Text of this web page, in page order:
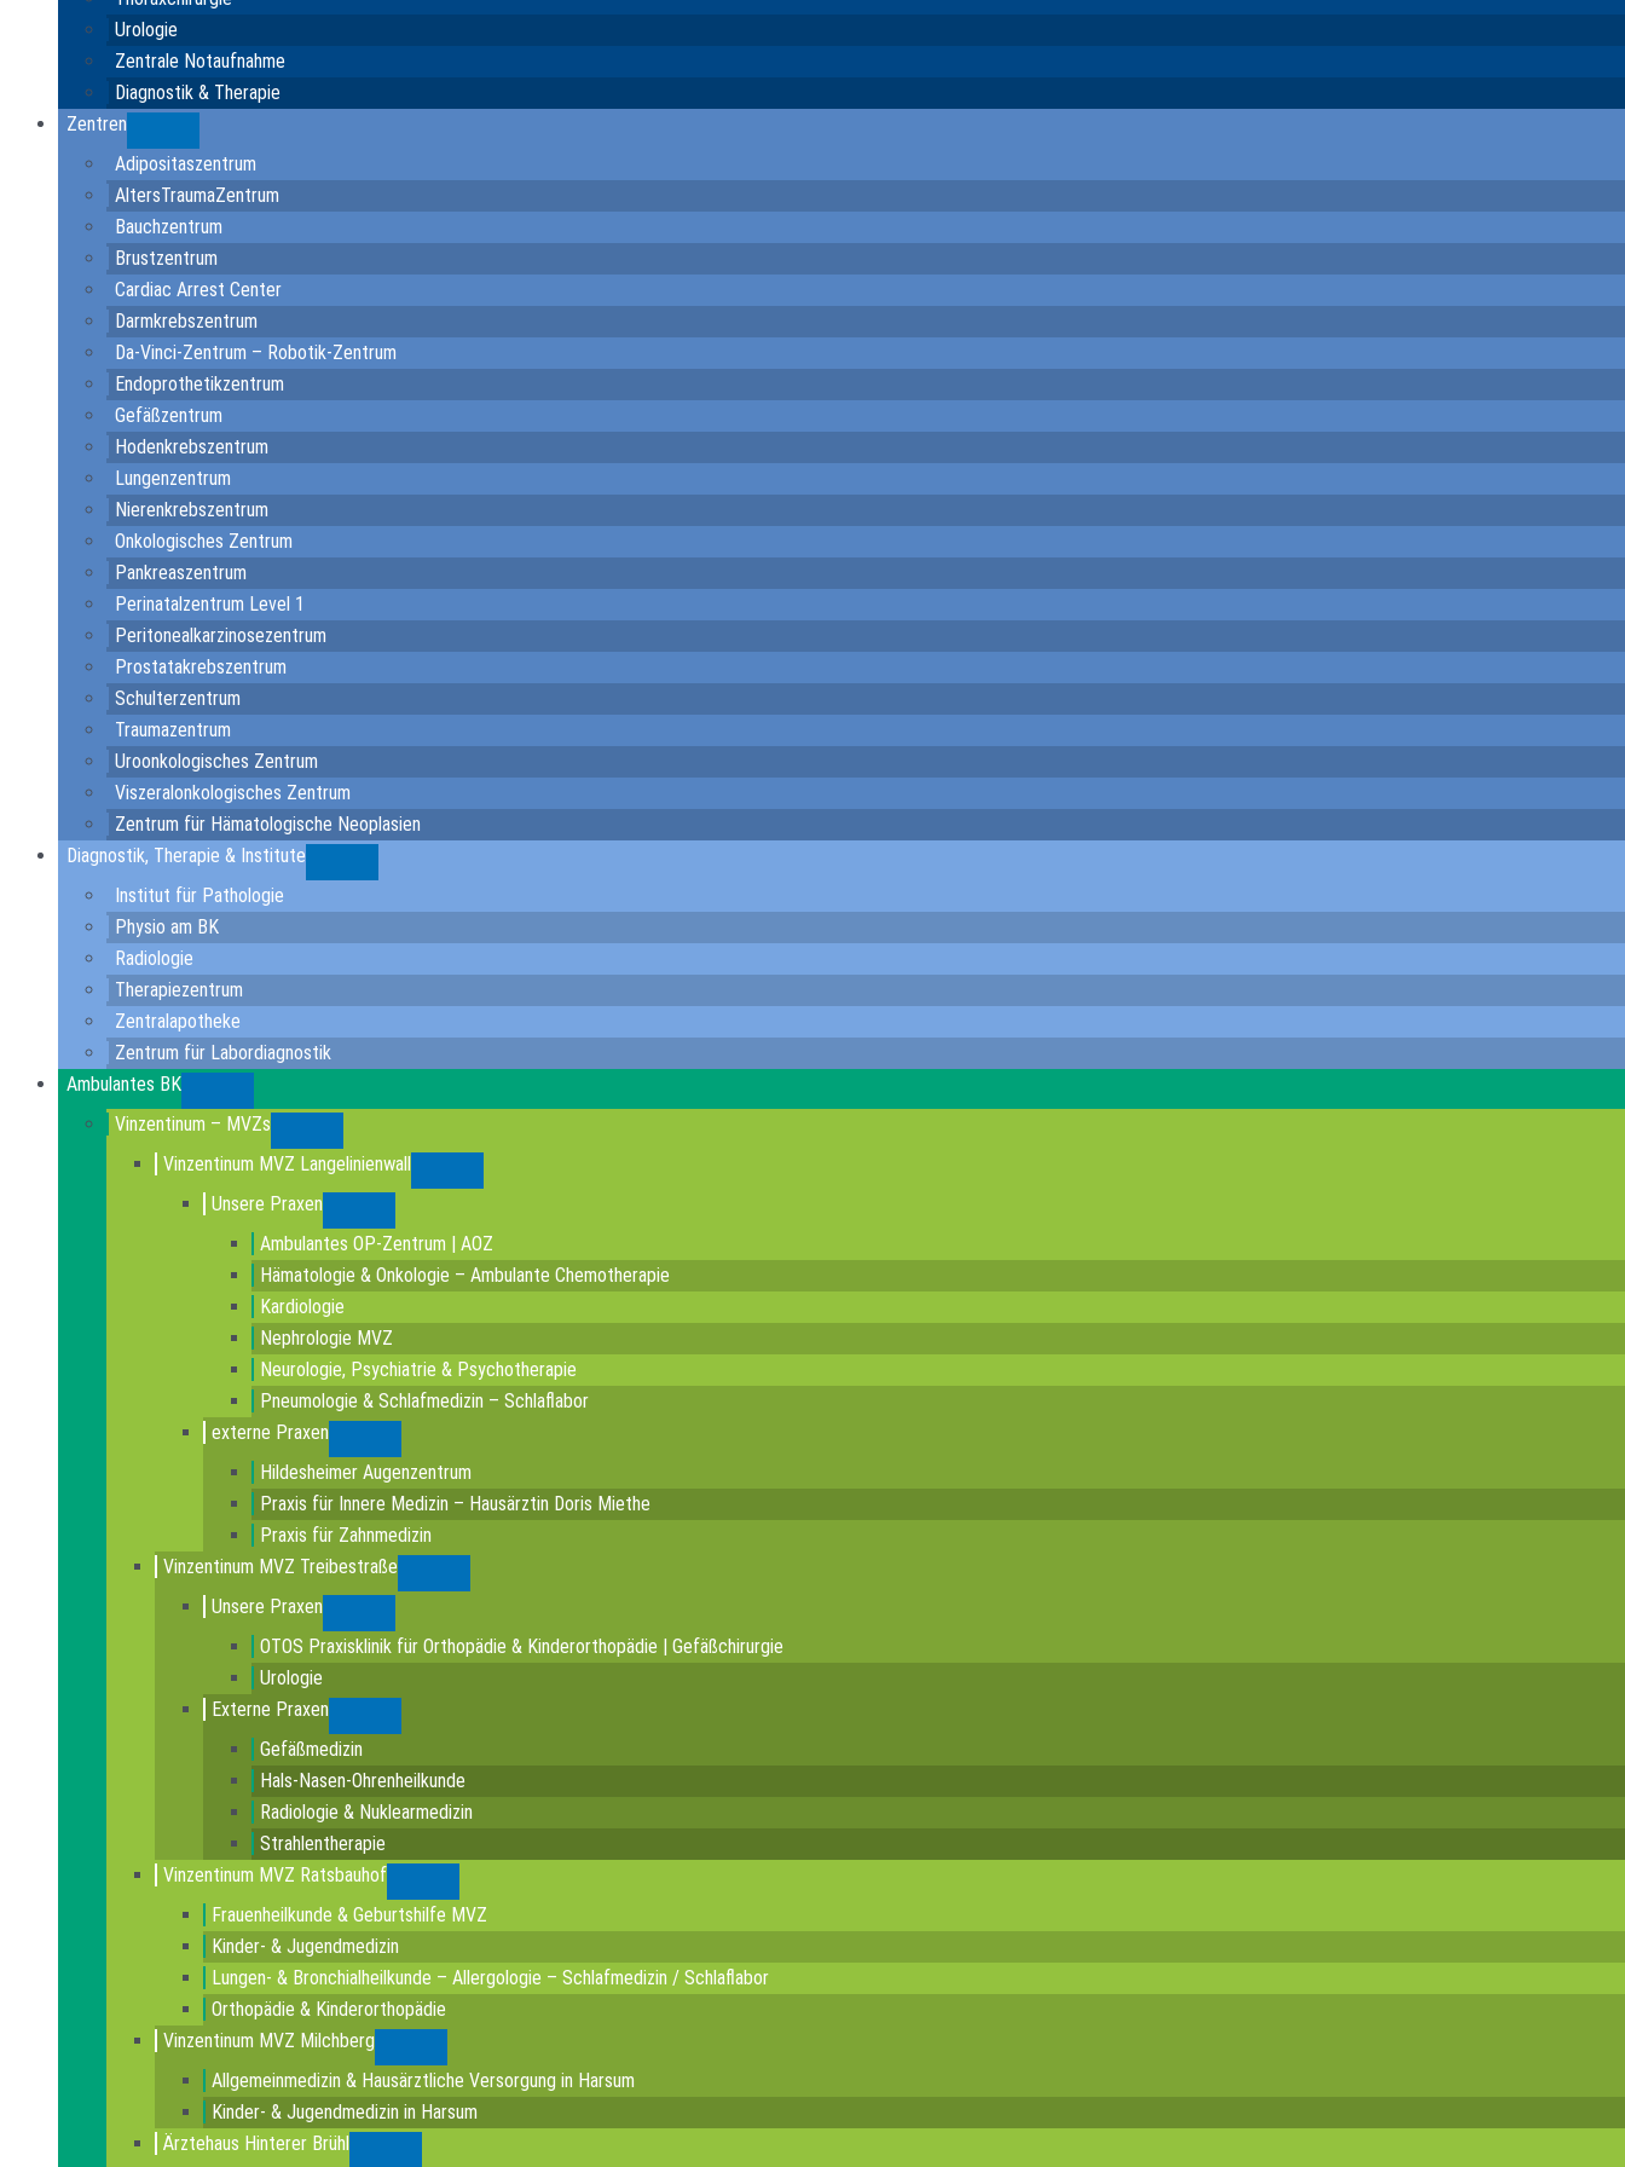
Urologie
Zentrale Notaufnahme
Diagnostik & Therapie
Zentren
Adipositaszentrum
AltersTraumaZentrum
Bauchzentrum
Brustzentrum
Cardiac Arrest Center
Darmkrebszentrum
Da-Vinci-Zentrum – Robotik-Zentrum
Endoprothetikzentrum
Gefäßzentrum
Hodenkrebszentrum
Lungenzentrum
Nierenkrebszentrum
Onkologisches Zentrum
Pankreaszentrum
Perinatalzentrum Level 1
Peritonealkarzinosezentrum
Prostatakrebszentrum
Schulterzentrum
Traumazentrum
Uroonkologisches Zentrum
Viszeralonkologisches Zentrum
Zentrum für Hämatologische Neoplasien
Diagnostik, Therapie & Institute
Institut für Pathologie
Physio am BK
Radiologie
Therapiezentrum
Zentralapotheke
Zentrum für Labordiagnostik
Ambulantes BK
Vinzentinum – MVZs
Vinzentinum MVZ Langelinienwall
Unsere Praxen
Ambulantes OP-Zentrum | AOZ
Hämatologie & Onkologie – Ambulante Chemotherapie
Kardiologie
Nephrologie MVZ
Neurologie, Psychiatrie & Psychotherapie
Pneumologie & Schlafmedizin – Schlaflabor
externe Praxen
Hildesheimer Augenzentrum
Praxis für Innere Medizin – Hausärztin Doris Miethe
Praxis für Zahnmedizin
Vinzentinum MVZ Treibestraße
Unsere Praxen
OTOS Praxisklinik für Orthopädie & Kinderorthopädie | Gefäßchirurgie
Urologie
Externe Praxen
Gefäßmedizin
Hals-Nasen-Ohrenheilkunde
Radiologie & Nuklearmedizin
Strahlentherapie
Vinzentinum MVZ Ratsbauhof
Frauenheilkunde & Geburtshilfe MVZ
Kinder- & Jugendmedizin
Lungen- & Bronchialheilkunde – Allergologie – Schlafmedizin / Schlaflabor
Orthopädie & Kinderorthopädie
Vinzentinum MVZ Milchberg
Allgemeinmedizin & Hausärztliche Versorgung in Harsum
Kinder- & Jugendmedizin in Harsum
Ärztehaus Hinterer Brühl